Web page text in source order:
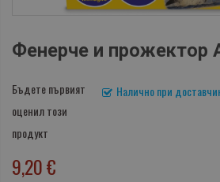
Фенерче и прожектор
Налично при
Бъдете първият
оценил този
продукт
9,20 €